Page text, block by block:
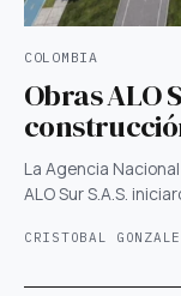
COLOMBIA
Obras ALO
La Agencia
ALO Sur S.A.S.
CRISTOBAL